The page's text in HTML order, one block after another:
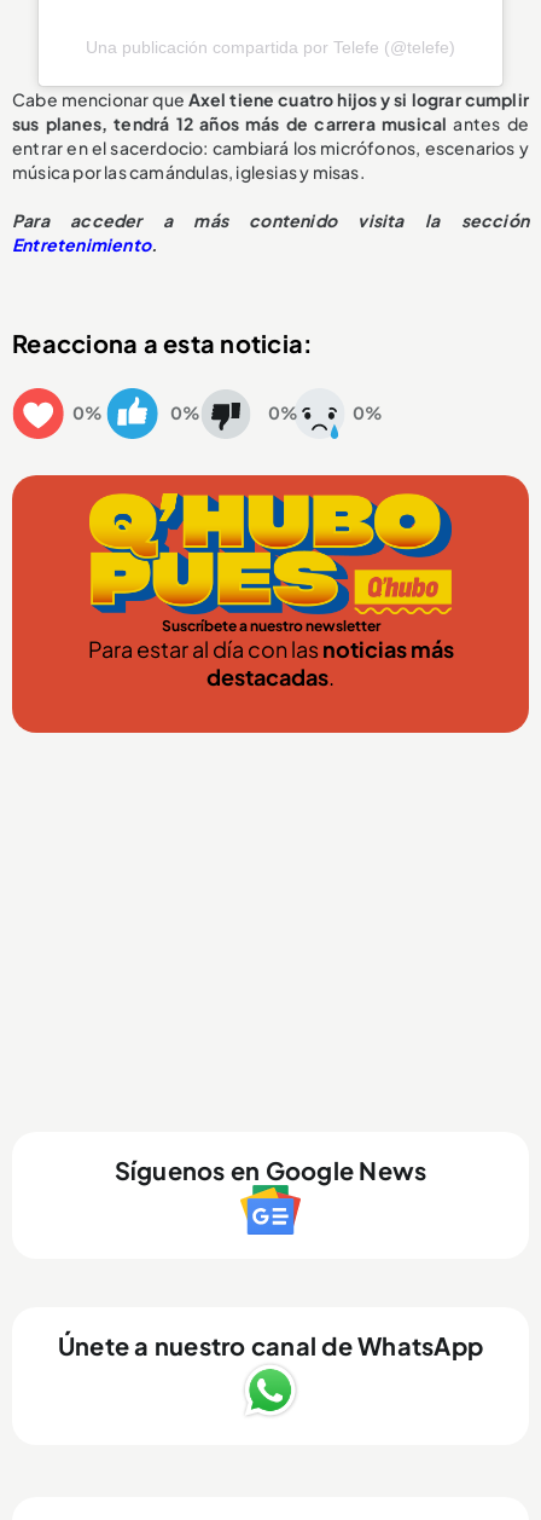
Una publicación compartida por Telefe (@telefe)
Cabe mencionar que Axel tiene cuatro hijos y si lograr cumplir
sus planes, tendrá 12 años más de carrera musical antes de
entrar en el sacerdocio: cambiará los micrófonos, escenarios y
música por las camándulas, iglesias y misas.
Para acceder a más contenido visita la sección
Entretenimiento.
Reacciona a esta noticia:
0% 0% 0% 0%
Suscríbete a nuestro newsletter
Para estar al día con lasnoticias más
destacadas.
Síguenos en Google News
Únete a nuestro canal de WhatsApp